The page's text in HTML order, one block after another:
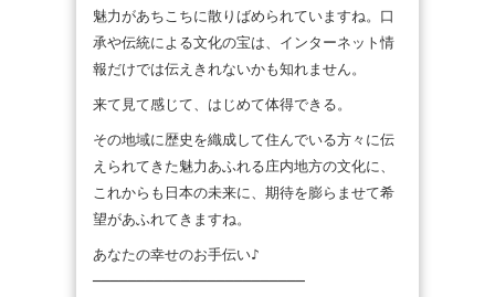
魅力があちこちに散りばめられていますね。口
承や伝統による文化の宝は、インターネット情
報だけでは伝えきれないかも知れません。
来て見て感じて、はじめて体得できる。
その地域に歴史を織成して住んでいる方々に伝
えられてきた魅力あふれる庄内地方の文化に、
これからも日本の未来に、期待を膨らませて希
望があふれてきますね。
あなたの幸せのお手伝い♪
────────────────────────